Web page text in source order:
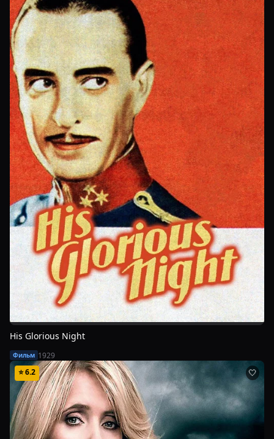
His Glorious Night
Фильм 1929
⭐6.2 🤍